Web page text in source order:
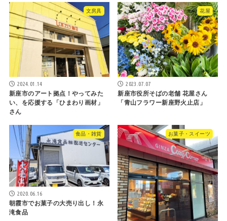
文房具
2024.01.14
新座市のアート拠点！やってみた
い、を応援する「ひまわり画材」
さん
花屋
2023.07.07
新座市役所そばの老舗 花屋さん
「青山フラワー新座野火止店」
食品・雑貨
2020.06.16
朝霞市でお菓子の大売り出し！永
滝食品
お菓子・スイーツ